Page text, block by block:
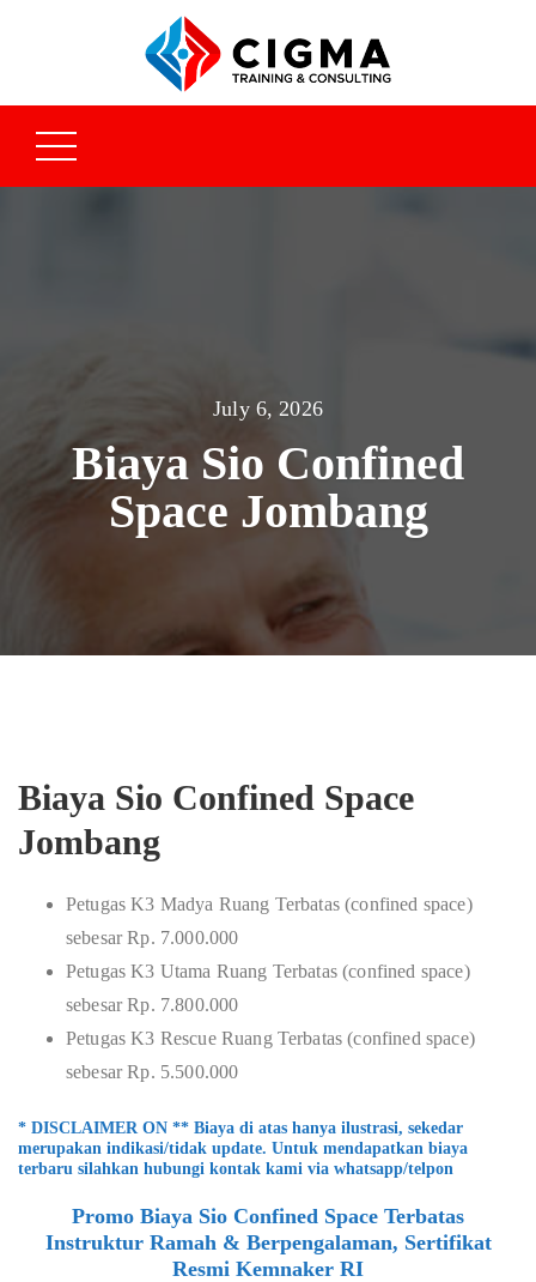
July 6, 2026
Biaya Sio Confined
Space Jombang
Biaya Sio Confined Space
Jombang
Petugas K3 Madya Ruang Terbatas (confined space)
sebesar Rp. 7.000.000
Petugas K3 Utama Ruang Terbatas (confined space)
sebesar Rp. 7.800.000
Petugas K3 Rescue Ruang Terbatas (confined space)
sebesar Rp. 5.500.000
* DISCLAIMER ON ** Biaya di atas hanya ilustrasi, sekedar
merupakan indikasi/tidak update. Untuk mendapatkan biaya
terbaru silahkan hubungi kontak kami via whatsapp/telpon
Promo Biaya Sio Confined Space Terbatas
Instruktur Ramah & Berpengalaman, Sertifikat
Resmi Kemnaker RI